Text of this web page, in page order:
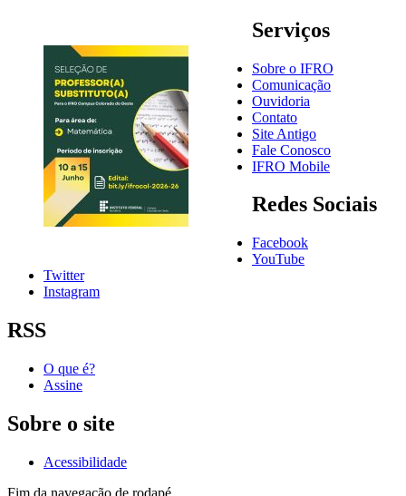
Serviços
Sobre o IFRO
Comunicação
Ouvidoria
Contato
Site Antigo
Fale Conosco
IFRO Mobile
Redes Sociais
Facebook
YouTube
Twitter
Instagram
RSS
O que é?
Assine
Sobre o site
Acessibilidade
Fim da navegação de rodapé